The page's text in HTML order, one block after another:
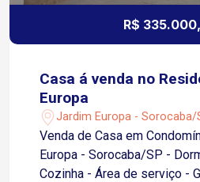
R$
Casa á venda no
Europa
Jardim Europa - Sorocaba/
Venda de Casa em
Europa - Sorocaba/SP -
Cozinha - Área de serviço -